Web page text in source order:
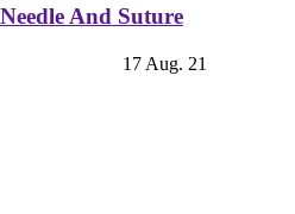
And Suture
17 Aug. 21